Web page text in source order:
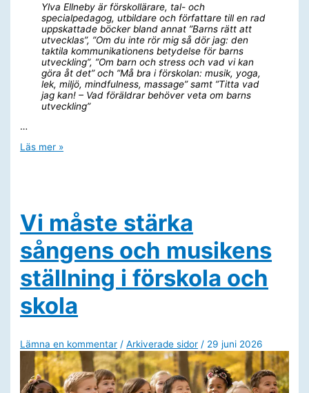
Ylva Ellneby är förskollärare, tal- och
specialpedagog, utbildare och författare till en rad
uppskattade böcker bland annat ”Barns rätt att
utvecklas”, ”Om du inte rör mig så dör jag: den
taktila kommunikationens betydelse för barns
utveckling”, ”Om barn och stress och vad vi kan
göra åt det” och ”Må bra i förskolan: musik, yoga,
lek, miljö, mindfulness, massage” samt ”Titta vad
jag kan! – Vad föräldrar behöver veta om barns
utveckling”
…
Barns
Läs mer »
Vi måste stärka
sångens och musikens
ställning i förskola och
skola
Lämna en kommentar /Arkiverade sidor / 29 juni 2026